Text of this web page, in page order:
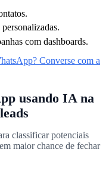
com dashboards.
Converse com a
usando IA na
classificar potenciais
maior chance de fechar